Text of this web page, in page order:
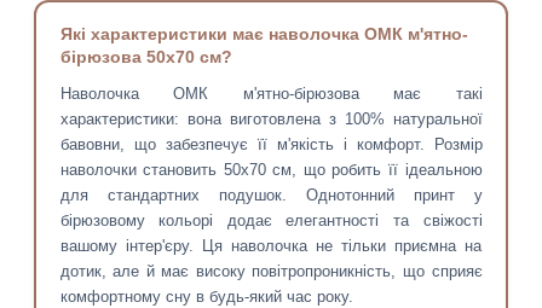
Які характеристики має наволочка ОМК м'ятно-
бірюзова 50х70 см?
Наволочка ОМК м'ятно-бірюзова має такі
характеристики: вона виготовлена з 100% натуральної
бавовни, що забезпечує її м'якість і комфорт. Розмір
наволочки становить 50х70 см, що робить її ідеальною
для стандартних подушок. Однотонний принт у
бірюзовому кольорі додає елегантності та свіжості
вашому інтер'єру. Ця наволочка не тільки приємна на
дотик, але й має високу повітропроникність, що сприяє
комфортному сну в будь-який час року.